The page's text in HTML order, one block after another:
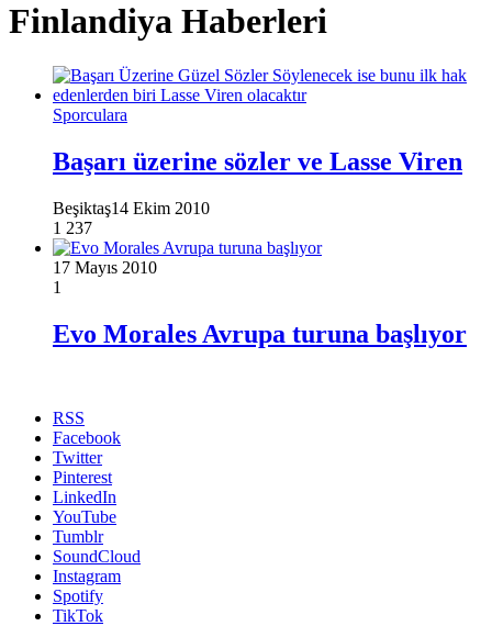
Finlandiya Haberleri
Sporculara
Başarı üzerine sözler ve Lasse Viren
Beşiktaş14 Ekim 2010
1 237
17 Mayıs 2010
1
Evo Morales Avrupa turuna başlıyor
RSS
Facebook
Twitter
Pinterest
LinkedIn
YouTube
Tumblr
SoundCloud
Instagram
Spotify
TikTok